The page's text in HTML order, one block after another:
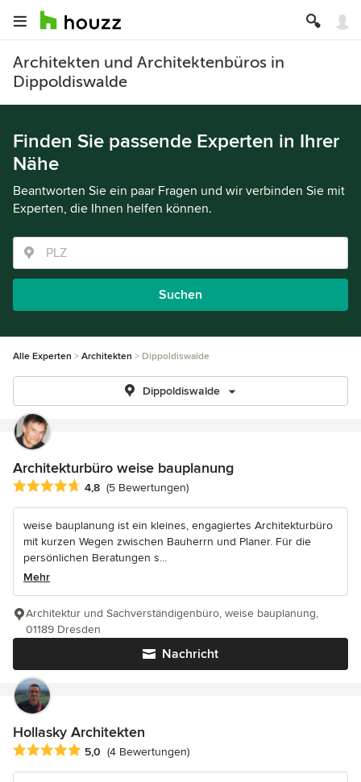
Architekten und Architektenbüros in
Dippoldiswalde
Finden Sie passende Experten in Ihrer
Nähe
Beantworten Sie ein paar Fragen und wir verbinden Sie mit
Experten, die Ihnen helfen können.
Suchen
Alle Experten Architekten Dippoldiswalde
Dippoldiswalde
Architekturbüro weise bauplanung
Durchschnittliche Bewertung: 4.8 von 5 Sternen
4,8 (5 Bewertungen)
weise bauplanung ist ein kleines, engagiertes Architekturbüro
mit kurzen Wegen zwischen Bauherrn und Planer. Für die
persönlichen Beratungen s...
Mehr
Nachricht
Architektur und Sachverständigenbüro, weise bauplanung,
01189 Dresden
Hollasky Architekten
Durchschnittliche Bewertung: 5 von 5 Sternen
5,0 (4 Bewertungen)